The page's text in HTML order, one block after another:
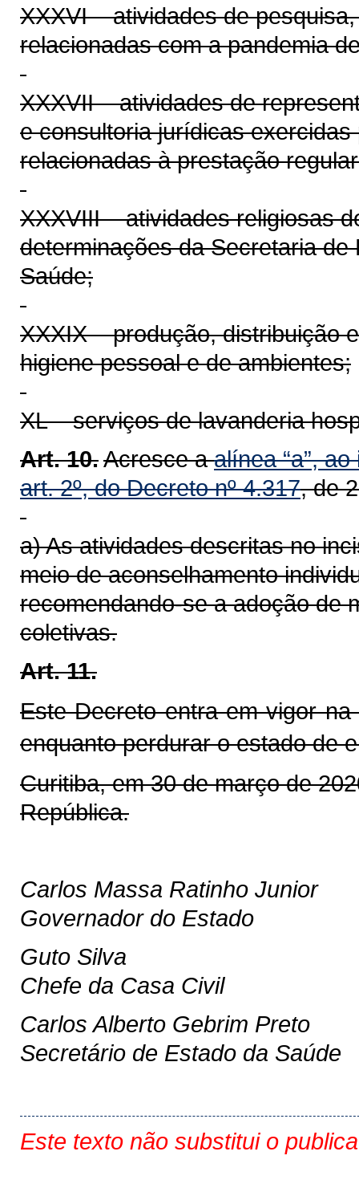
XXXVI – atividades de
relacionadas com a pandemia
XXXVII – atividades de
e consultoria jurídicas
relacionadas à prestação
XXXVIII – atividades religiosas
determinações da Secretaria
Saúde;
XXXIX – produção, distribuição
higiene pessoal e de ambientes;
XL – serviços de lavanderia
Art. 10.Acresce aalínea “a”,
art. 2º, do Decreto nº 4.317, de
a) As atividades descritas no
meio de aconselhamento
recomendando-se a adoção de
coletivas.
Art. 11.
Este Decreto entra em vigor
enquanto perdurar o estado de
Curitiba, em 30 de março de
República.
Carlos Massa Ratinho Junior
Governador do Estado
Guto Silva
Chefe da Casa Civil
Carlos Alberto Gebrim Preto
Secretário de Estado da Saúde
Este texto não substitui o